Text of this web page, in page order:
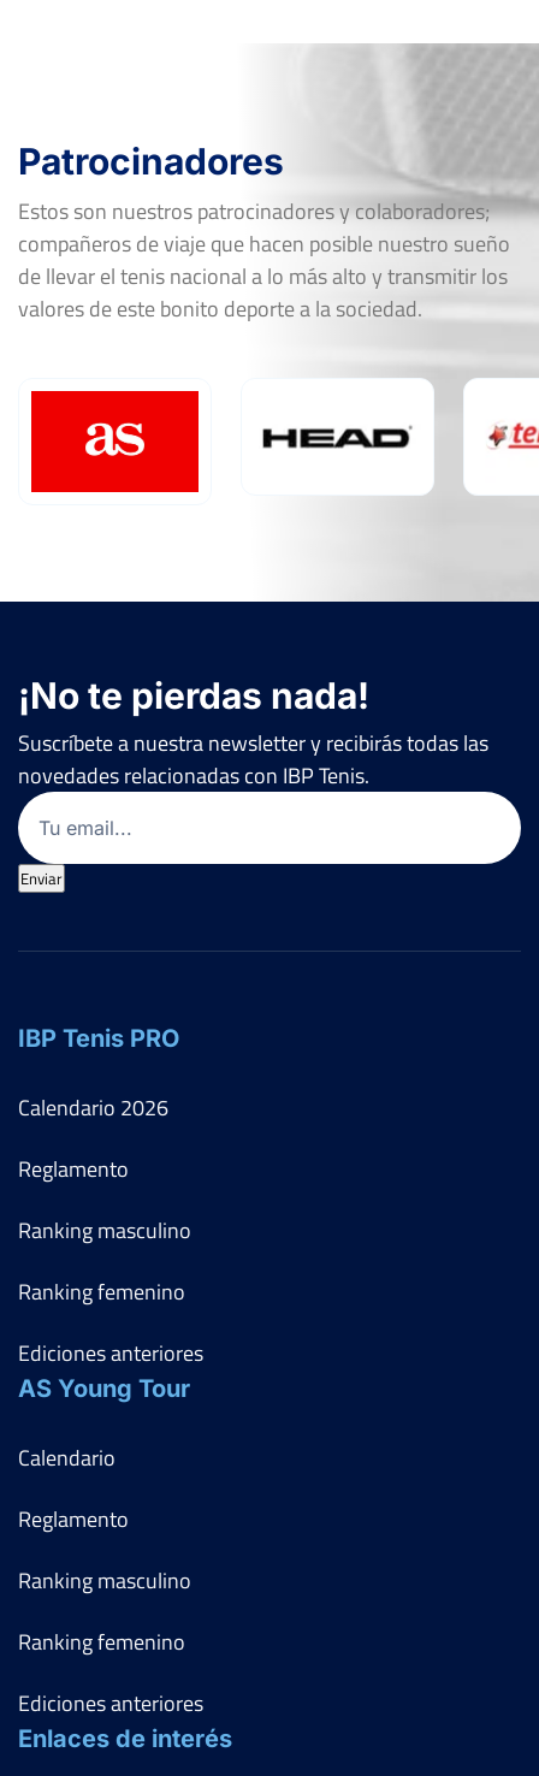
Patrocinadores
Estos son nuestros patrocinadores y colaboradores;
compañeros de viaje que hacen posible nuestro sueño
de llevar el tenis nacional a lo más alto y transmitir los
valores de este bonito deporte a la sociedad.
¡No te pierdas nada!
Suscríbete a nuestra newsletter y recibirás todas las
novedades relacionadas con IBP Tenis.
Email
Enviar
IBP Tenis PRO
Calendario 2026
Reglamento
Ranking masculino
Ranking femenino
Ediciones anteriores
AS Young Tour
Calendario
Reglamento
Ranking masculino
Ranking femenino
Ediciones anteriores
Enlaces de interés